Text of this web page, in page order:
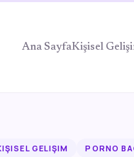
Ana SayfaKişisel
GELIŞIM PORNO